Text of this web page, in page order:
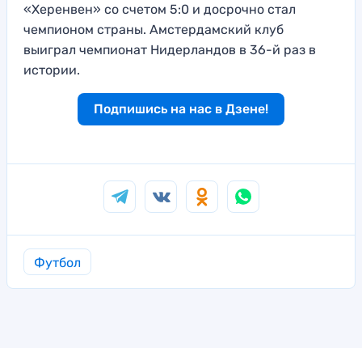
«Херенвен» со счетом 5:0 и досрочно стал
чемпионом страны. Амстердамский клуб
выиграл чемпионат Нидерландов в 36-й раз в
истории.
Подпишись на нас в Дзене!
Футбол